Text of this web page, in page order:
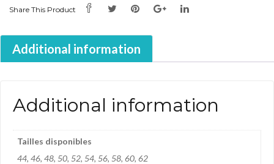
Share This Product
Additional information
Additional information
Tailles disponibles
44, 46, 48, 50, 52, 54, 56, 58, 60, 62